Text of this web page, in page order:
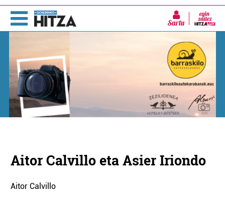
Sartu
Aitor Calvillo eta Asier Iriondo
Aitor Calvillo